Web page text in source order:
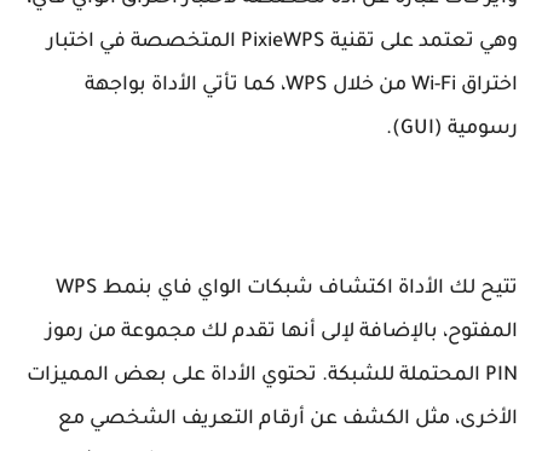
وهي تعتمد على تقنية PixieWPS المتخصصة في اختبار
اختراق Wi-Fi من خلال WPS، كما تأتي الأداة بواجهة
رسومية (GUI).
تتيح لك الأداة اكتشاف شبكات الواي فاي بنمط WPS
المفتوح، بالإضافة لإلى أنها تقدم لك مجموعة من رموز
PIN المحتملة للشبكة. تحتوي الأداة على بعض المميزات
الأخرى، مثل الكشف عن أرقام التعريف الشخصي مع